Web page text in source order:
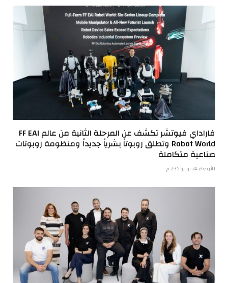
فاراداي فيوتشر تكشف عن المرحلة الثانية من عالم FF EAI
Robot World وتطلق روبوتاً بشرياً جديداً ومنظومة روبوتات
صناعية متكاملة
الأربعاء 24 يونيو 2:35 م